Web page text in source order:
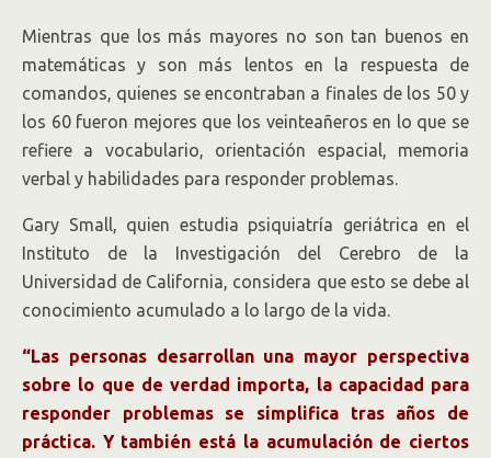
Mientras que los más mayores no son tan buenos en
matemáticas y son más lentos en la respuesta de
comandos, quienes se encontraban a finales de los 50 y
los 60 fueron mejores que los veinteañeros en lo que se
refiere a vocabulario, orientación espacial, memoria
verbal y habilidades para responder problemas.
Gary Small, quien estudia psiquiatría geriátrica en el
Instituto de la Investigación del Cerebro de la
Universidad de California, considera que esto se debe al
conocimiento acumulado a lo largo de la vida.
“Las personas desarrollan una mayor perspectiva
sobre lo que de verdad importa, la capacidad para
responder problemas se simplifica tras años de
práctica. Y también está la acumulación de ciertos